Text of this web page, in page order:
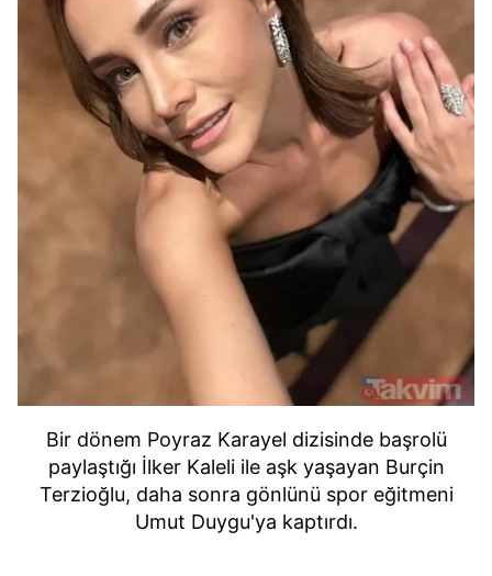
Bir dönem Poyraz Karayel dizisinde başrolü
paylaştığı İlker Kaleli ile aşk yaşayan Burçin
Terzioğlu, daha sonra gönlünü spor eğitmeni
Umut Duygu'ya kaptırdı.